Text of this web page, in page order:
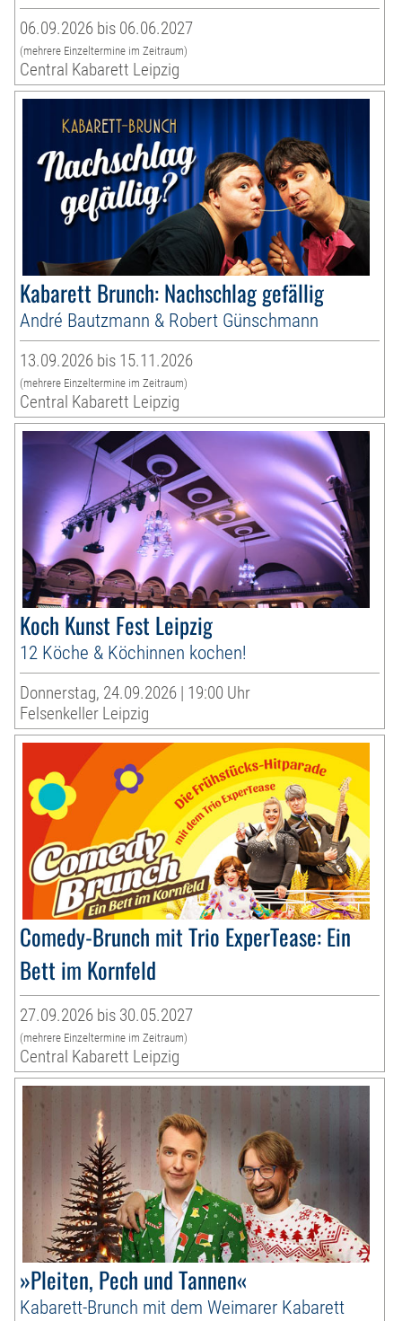
06.09.2026 bis 06.06.2027
(mehrere Einzeltermine im Zeitraum)
Central Kabarett Leipzig
Kabarett Brunch: Nachschlag gefällig
André Bautzmann & Robert Günschmann
13.09.2026 bis 15.11.2026
(mehrere Einzeltermine im Zeitraum)
Central Kabarett Leipzig
Koch Kunst Fest Leipzig
12 Köche & Köchinnen kochen!
Donnerstag, 24.09.2026 | 19:00 Uhr
Felsenkeller Leipzig
Comedy-Brunch mit Trio ExperTease: Ein
Bett im Kornfeld
27.09.2026 bis 30.05.2027
(mehrere Einzeltermine im Zeitraum)
Central Kabarett Leipzig
»Pleiten, Pech und Tannen«
Kabarett-Brunch mit dem Weimarer Kabarett